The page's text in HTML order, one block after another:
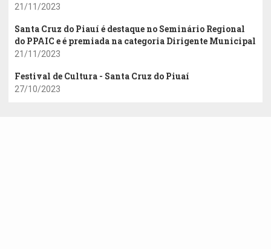
21/11/2023
Santa Cruz do Piauí é destaque no Seminário Regional
do PPAIC e é premiada na categoria Dirigente Municipal
21/11/2023
Festival de Cultura - Santa Cruz do Piuaí
27/10/2023